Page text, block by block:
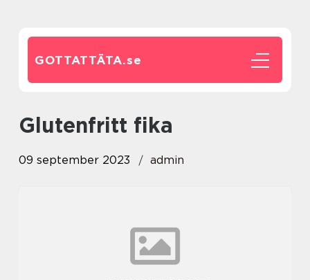
GOTTATTÄTA.se
glutenfritt fika
09 september 2023 admin